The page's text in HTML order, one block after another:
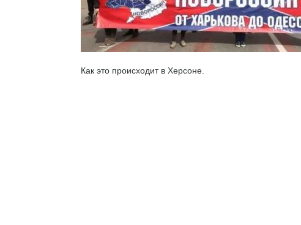
Как это происходит в Херсоне.